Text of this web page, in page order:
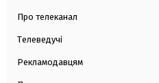
Про телеканал
Телеведучі
Рекламодавцям